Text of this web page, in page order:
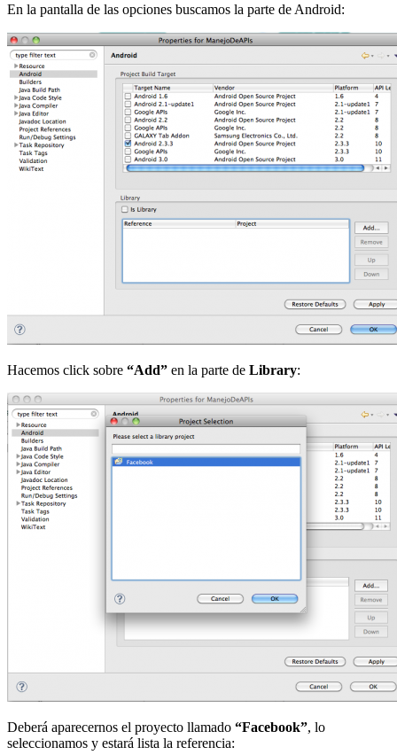
En la pantalla de las opciones buscamos la parte de Android:
Hacemos click sobre “Add” en la parte de Library:
Deberá aparecernos el proyecto llamado “Facebook”, lo
seleccionamos y estará lista la referencia: